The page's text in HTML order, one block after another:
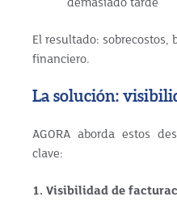
demasiado tarde
El resultado:
financiero.
La solución:
AGORA aborda estos
clave:
1. Visibilidad de